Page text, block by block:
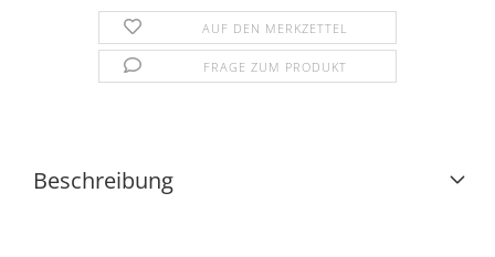
AUF DEN MERKZETTEL
FRAGE ZUM PRODUKT
Beschreibung